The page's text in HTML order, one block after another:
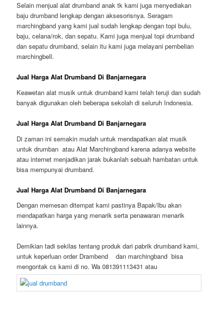
Selain menjual alat drumband anak tk kami juga menyediakan
baju drumband lengkap dengan aksesorisnya. Seragam
marchingband yang kami jual sudah lengkap dengan topi bulu,
baju, celana/rok, dan sepatu. Kami juga menjual topi drumband
dan sepatu drumband, selain itu kami juga melayani pembelian
marchingbell.
Jual Harga Alat Drumband Di Banjarnegara
Keawetan alat musik untuk drumband kami telah teruji dan sudah
banyak digunakan oleh beberapa sekolah di seluruh Indonesia.
Jual Harga Alat Drumband Di Banjarnegara
Di zaman ini semakin mudah untuk mendapatkan alat musik
untuk drumban atau Alat Marchingband karena adanya website
atau internet menjadikan jarak bukanlah sebuah hambatan untuk
bisa mempunyai drumband.
Jual Harga Alat Drumband Di Banjarnegara
Dengan memesan ditempat kami pastinya Bapak/Ibu akan
mendapatkan harga yang menarik serta penawaran menarik
lainnya.
Demikian tadi sekilas tentang produk dari pabrik drumband kami,
untuk keperluan order Drambend dan marchingband bisa
mengontak cs kami di no. Wa 081391113431 atau